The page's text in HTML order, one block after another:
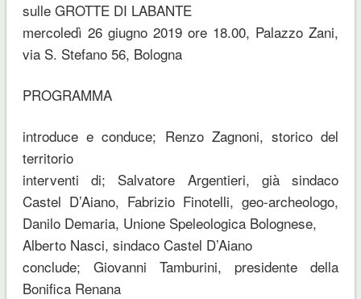
sulle GROTTE DI LABANTE
mercoledì 26 giugno 2019 ore 18.00, Palazzo Zani,
via S. Stefano 56, Bologna
PROGRAMMA
introduce e conduce; Renzo Zagnoni, storico del
territorio
interventi di; Salvatore Argentieri, già sindaco
Castel D’Aiano, Fabrizio Finotelli, geo-archeologo,
Danilo Demaria, Unione Speleologica Bolognese,
Alberto Nasci, sindaco Castel D’Aiano
conclude; Giovanni Tamburini, presidente della
Bonifica Renana